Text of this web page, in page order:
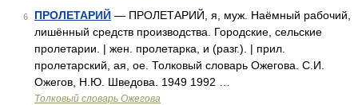
6 ПРОЛЕТАРИЙ — ПРОЛЕТАРИЙ, я, муж. Наёмный рабочий,
лишённый средств производства. Городские, сельские
пролетарии. | жен. пролетарка, и (разг.). | прил.
пролетарский, ая, ое. Толковый словарь Ожегова. С.И.
Ожегов, Н.Ю. Шведова. 1949 1992 …
Толковый словарь Ожегова